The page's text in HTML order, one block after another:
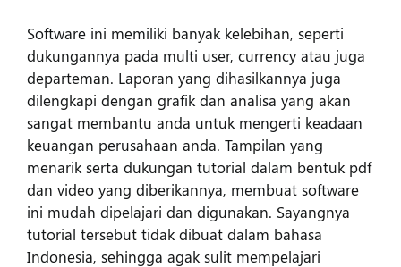
Software ini memiliki banyak kelebihan, seperti
dukungannya pada multi user, currency atau juga
departeman. Laporan yang dihasilkannya juga
dilengkapi dengan grafik dan analisa yang akan
sangat membantu anda untuk mengerti keadaan
keuangan perusahaan anda. Tampilan yang
menarik serta dukungan tutorial dalam bentuk pdf
dan video yang diberikannya, membuat software
ini mudah dipelajari dan digunakan. Sayangnya
tutorial tersebut tidak dibuat dalam bahasa
Indonesia, sehingga agak sulit mempelajari